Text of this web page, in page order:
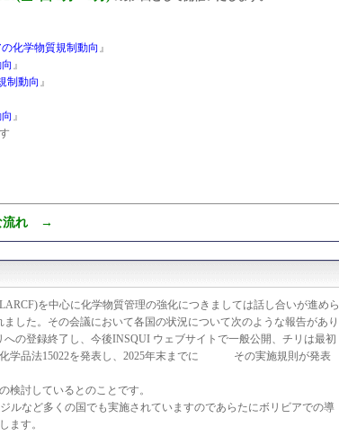
化学物質規制動向 』
』
制動向 』
』
流れ →
を中心に化学物質管理の強化につきましては話し合いが進めら
した。その会議において各国の状況について次のような報告があり
の登録終了し、今後INSQUI ウェブサイトで一般公開、チリは最初
化学品法15022を発表し、2025年末までに その実施規則が発表
討しているとのことです。
ルなど多くの国でも実施されていますのであらたにボリビアでの導
ます。